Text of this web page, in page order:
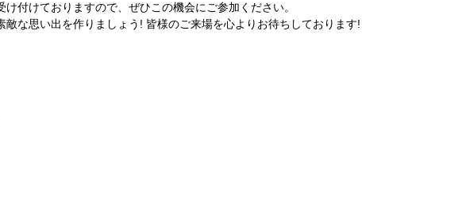
付けておりますので、ぜひこの機会にご参加ください。
な思い出を作りましょう! 皆様のご来場を心よりお待ちしております!